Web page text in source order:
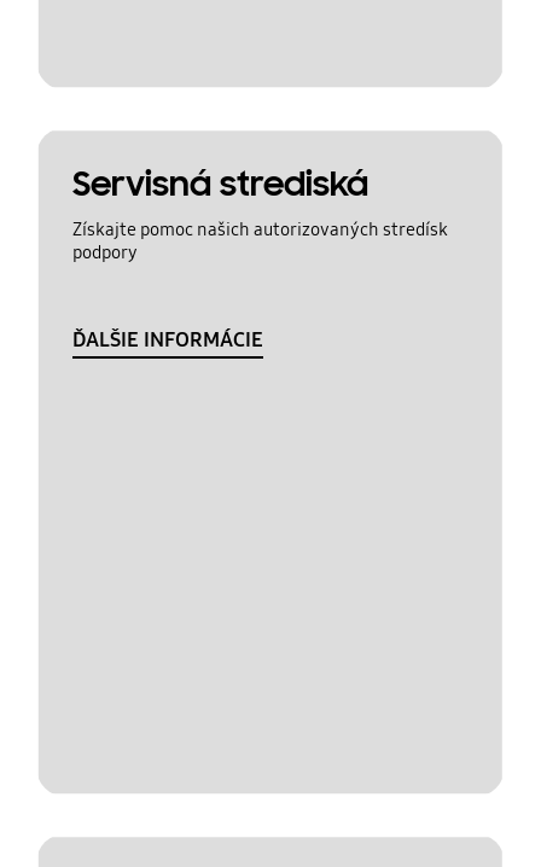
Servisná strediská
Získajte pomoc našich autorizovaných stredísk
podpory
ĎALŠIE INFORMÁCIE